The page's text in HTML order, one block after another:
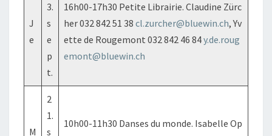
J
e
3.
s
e
p
t.
16h00-17h30 Petite Librairie. Claudine Zürc
her 032 842 51 38 cl.zurcher@bluewin.ch, Yv
ette de Rougemont 032 842 46 84y.de.roug
emont@bluewin.ch
M
2
1.
s
10h00-11h30 Danses du monde. Isabelle Op